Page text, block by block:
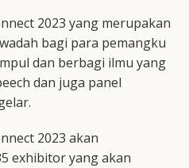
2023 yang merupakan
bagi para pemangku
dan berbagi ilmu yang
dan juga panel
2023 akan
exhibitor yang akan